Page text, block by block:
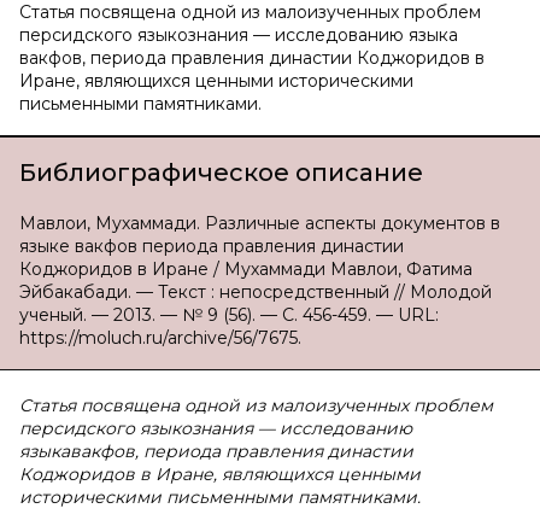
Статья посвящена одной из малоизученных проблем
персидского языкознания — исследованию языка
вакфов, периода правления династии Коджоридов в
Иране, являющихся ценными историческими
письменными памятниками.
Библиографическое описание
Мавлои, Мухаммади. Различные аспекты документов в
языке вакфов периода правления династии
Коджоридов в Иране / Мухаммади Мавлои, Фатима
Эйбакабади. — Текст : непосредственный // Молодой
ученый. — 2013. — № 9 (56). — С. 456-459. — URL:
https://moluch.ru/archive/56/7675.
Статья посвящена одной из малоизученных проблем
персидского языкознания — исследованию
языкавакфов, периода правления династии
Коджоридов в Иране, являющихся ценными
историческими письменными памятниками.